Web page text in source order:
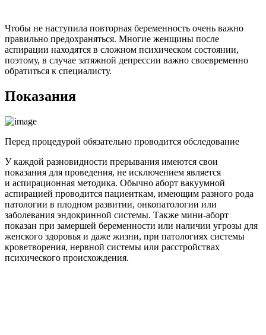
Чтобы не наступила повторная беременность очень важно
правильно предохраняться. Многие женщины после
аспирации находятся в сложном психическом состоянии,
поэтому, в случае затяжной депрессии важно своевременно
обратиться к специалисту.
Показания
Перед процедурой обязательно проводится обследование
У каждой разновидности прерывания имеются свои
показания для проведения, не исключением является
и аспирационная методика. Обычно аборт вакуумной
аспирацией проводится пациенткам, имеющим разного рода
патологии в плодном развитии, онкопатологии или
заболевания эндокринной системы. Также мини-аборт
показан при замершей беременности или наличии угрозы для
женского здоровья и даже жизни, при патологиях системы
кроветворения, нервной системы или расстройствах
психического происхождения.